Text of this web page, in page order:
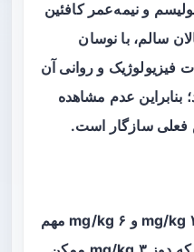
و نیمه‌عمر کافئین
سالم، با نوسان
فیزیولوژیک و روانی آن
بنابراین عدم مشاهده
فعلی سازگار است.
عدم وجود تفاوت آشکار بین ۳ mg/kg و ۶ mg/kg مهم